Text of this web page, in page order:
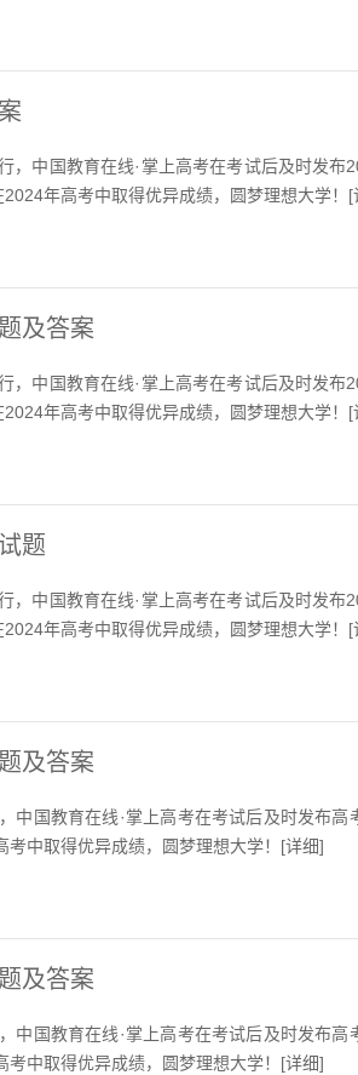
中国教育在线·掌上高考在考试后及时发布
年高考中取得优异成绩，圆梦理想大学！[
及答案
中国教育在线·掌上高考在考试后及时发布
年高考中取得优异成绩，圆梦理想大学！[
题
中国教育在线·掌上高考在考试后及时发布
年高考中取得优异成绩，圆梦理想大学！[
及答案
中国教育在线·掌上高考在考试后及时发布
考中取得优异成绩，圆梦理想大学！[详细]
及答案
中国教育在线·掌上高考在考试后及时发布
考中取得优异成绩，圆梦理想大学！[详细]